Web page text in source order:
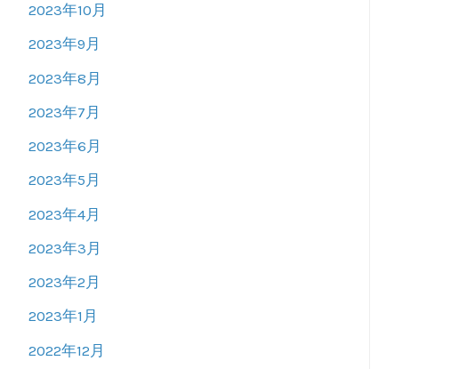
2023年10月
2023年9月
2023年8月
2023年7月
2023年6月
2023年5月
2023年4月
2023年3月
2023年2月
2023年1月
2022年12月